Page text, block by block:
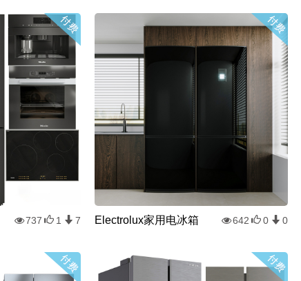
737 1 7 Electrolux家用电冰箱 642 0 0